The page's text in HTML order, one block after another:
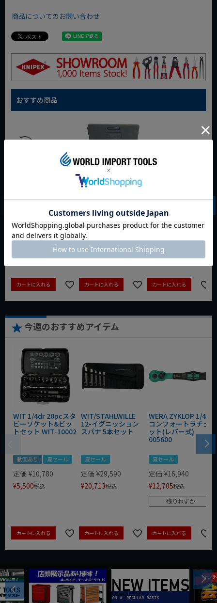
商品についてのお問い合わせ
おすすめ商品
動画あり 夏セール
¥4,373税込
カートに入れる
WIT マグネットツー
動画あり 夏セール
定価 ¥0
¥3,465税込
カートに入れる
定価
¥6,545税込
カートに入れる
今週のおすすめアイテム
WIT 1/4dr 20pcスタ
ビーソケット&ビッ
トセット WIT-10002
動画あり 夏セール
定価 ¥10,780
¥5,500税込
カートに入れる
WIT/STAHLWILLE
12-イグニッション
スパナ 5本セット
夏セール
定価 ¥29,590
¥20,713税込
カートに入れる
WERA ZYKLOP 1/4"
コンフォートラチェ
ット(レバー式)
005600
夏セール
定価 ¥16,940
¥12,705税込
残りわずか
カートに入れる
Previous
Next